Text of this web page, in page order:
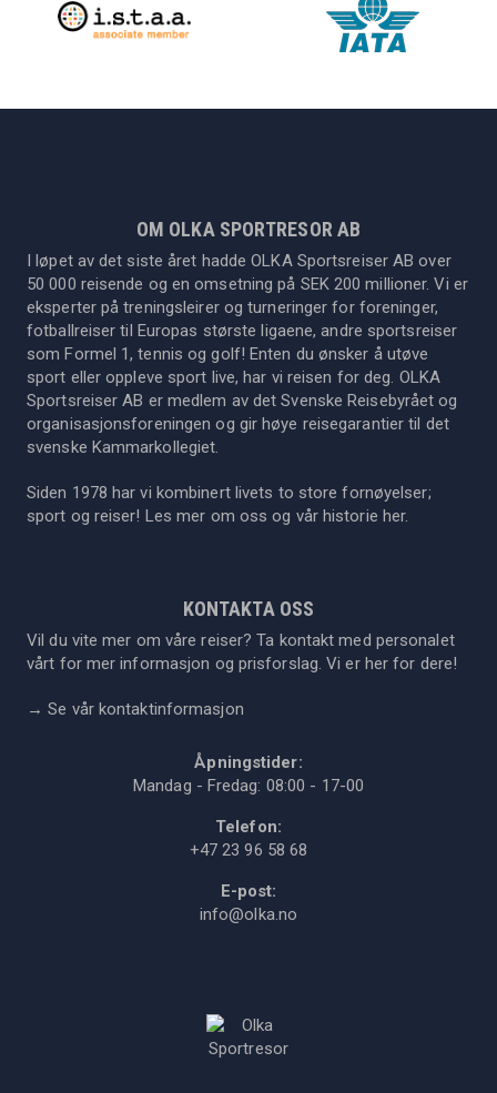
OM OLKA SPORTRESOR AB
I løpet av det siste året hadde OLKA Sportsreiser AB over
50 000 reisende og en omsetning på SEK 200 millioner. Vi er
eksperter på treningsleirer og turneringer for foreninger,
fotballreiser til Europas største ligaene, andre sportsreiser
som Formel 1, tennis og golf! Enten du ønsker å utøve
sport eller oppleve sport live, har vi reisen for deg. OLKA
Sportsreiser AB er medlem av det Svenske Reisebyrået og
organisasjonsforeningen og gir høye reisegarantier til det
svenske Kammarkollegiet.
Siden 1978 har vi kombinert livets to store fornøyelser;
sport og reiser! Les mer om oss og vår historie her.
KONTAKTA OSS
Vil du vite mer om våre reiser? Ta kontakt med personalet
vårt for mer informasjon og prisforslag. Vi er her for dere!
→Se vår kontaktinformasjon
Åpningstider:
Mandag - Fredag: 08:00 - 17-00
Telefon:
+47 23 96 58 68
E-post:
info@olka.no